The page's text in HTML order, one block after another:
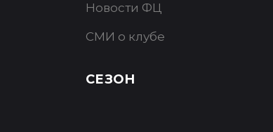
Новости ФЦ
СМИ о клубе
СЕЗОН